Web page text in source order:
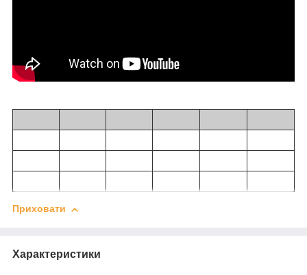
Приховати
Характеристики